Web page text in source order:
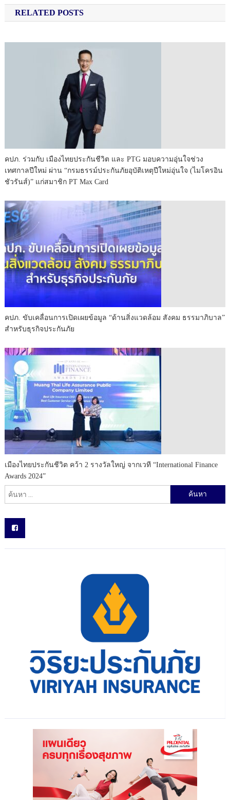
RELATED POSTS
คปภ. ร่วมกับ เมืองไทยประกันชีวิต และ PTG มอบความอุ่นใจช่วง
เทศกาลปีใหม่ ผ่าน “กรมธรรม์ประกันภัยอุบัติเหตุปีใหม่อุ่นใจ (ไมโครอิน
ชัวรันส์)” แก่สมาชิก PT Max Card
คปภ. ขับเคลื่อนการเปิดเผยข้อมูล “ด้านสิ่งแวดล้อม สังคม ธรรมาภิบาล”
สำหรับธุรกิจประกันภัย
เมืองไทยประกันชีวิต คว้า 2 รางวัลใหญ่ จากเวที “International Finance
Awards 2024”
ค้นหาสำหรับ: